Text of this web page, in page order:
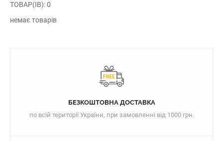
ТОВАР(ІВ): 0
немає товарів
БЕЗКОШТОВНА ДОСТАВКА
по всій території України, при замовленні від 1000 грн.